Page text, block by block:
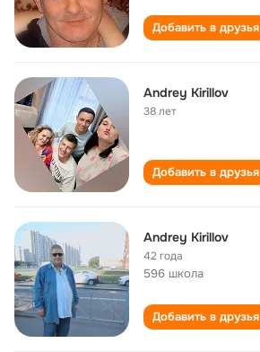
Добавить в друзья
Andrey Kirillov
38 лет
Добавить в друзья
Andrey Kirillov
42 года
596 школа
Добавить в друзья